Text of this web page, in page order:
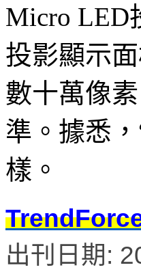
Micro LED
投影顯示
數十萬像
準。據悉
樣。
出刊日期: